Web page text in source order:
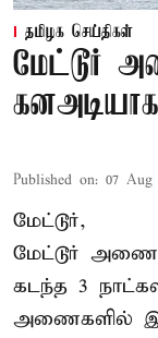
தமிழக செய்திகள்
மேட்டூர்
கனஅடியாக
Published on: 07 Aug
மேட்டூர்,
மேட்டூர் அணை
கடந்த 3
அணைகளில்